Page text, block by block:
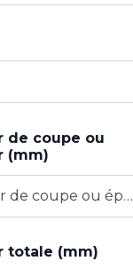
de coupe ou
(mm)
Longeur de coupe ou épaisseur (mm)
totale (mm)